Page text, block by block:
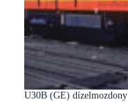
U30B (GE) dízelmozdony